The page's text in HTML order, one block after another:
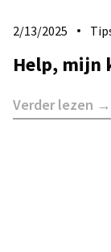
2/13/2025
Help, mijn
Verder lezen →